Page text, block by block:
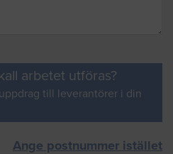
arbetet utföras?
till leverantörer i din
Ange postnummer istället